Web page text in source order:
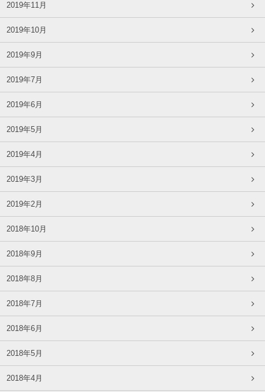
2019年11月
2019年10月
2019年9月
2019年7月
2019年6月
2019年5月
2019年4月
2019年3月
2019年2月
2018年10月
2018年9月
2018年8月
2018年7月
2018年6月
2018年5月
2018年4月